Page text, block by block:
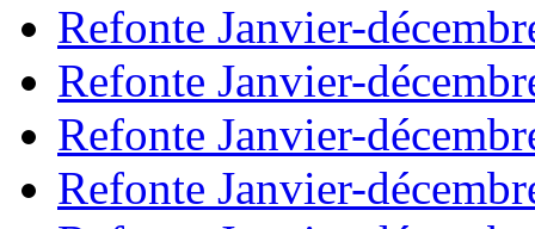
Refonte Janvier-
Refonte Janvier-
Refonte Janvier-
Refonte Janvier-